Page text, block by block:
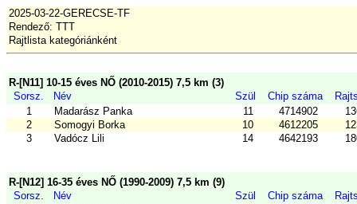
2025-03-22-GERECSE-TF
Rendező: TTT
Rajtlista kategóriánként
R-[N11] 10-15 éves NŐ (2010-2015) 7,5 km (3)
Sorsz.
Név Szül Chip száma
1
Madarász Panka 11 4714902
2
Somogyi Borka 10 4612205
3
Vadócz Lili 14 4642193
R-[N12] 16-35 éves NŐ (1990-2009) 7,5 km (9)
Sorsz.
Név Szül Chip száma